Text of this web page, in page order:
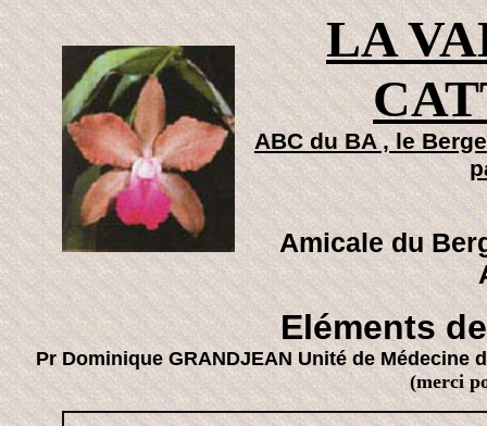
LA
ABC du BA , le
Amicale du
Eléments
Pr Dominique GRANDJEAN Unité de Médecine
(merci